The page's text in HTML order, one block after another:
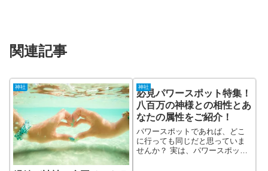
関連記事
神社 神社
必見パワースポット特集！
八百万の神様との相性とあ
なたの属性をご紹介！
パワースポットであれば、どこ
に行っても同じだと思っていま
せんか？ 実は、パワースポット